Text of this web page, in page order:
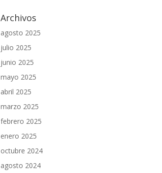
Archivos
agosto 2025
julio 2025
junio 2025
mayo 2025
abril 2025
marzo 2025
febrero 2025
enero 2025
octubre 2024
agosto 2024